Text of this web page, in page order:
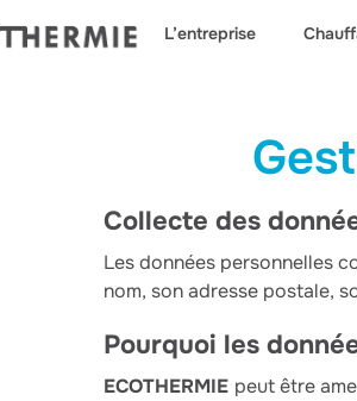
L’entreprise
Collecte des
Les données personnelles
nom, son adresse postale,
Pourquoi les
ECOTHERMIE peut être